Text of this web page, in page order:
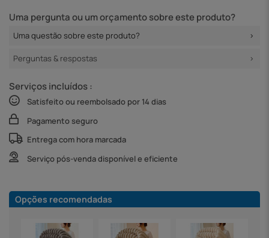
Uma pergunta ou um orçamento sobre este produto?
Uma questão sobre este produto?
Perguntas & respostas
Serviços incluídos :
Satisfeito ou reembolsado por 14 dias
Pagamento seguro
Entrega com hora marcada
Serviço pós-venda disponível e eficiente
Opções recomendadas